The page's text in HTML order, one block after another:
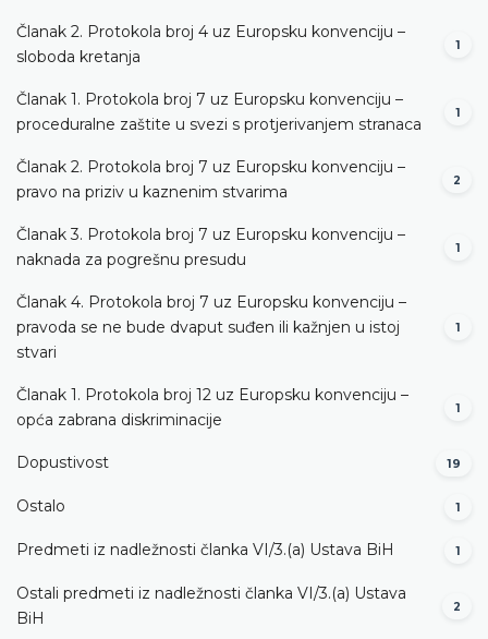
Članak 2. Protokola broj 4 uz Europsku konvenciju –
sloboda kretanja
1
Članak 1. Protokola broj 7 uz Europsku konvenciju –
proceduralne zaštite u svezi s protjerivanjem stranaca
1
Članak 2. Protokola broj 7 uz Europsku konvenciju –
pravo na priziv u kaznenim stvarima
2
Članak 3. Protokola broj 7 uz Europsku konvenciju –
naknada za pogrešnu presudu
1
Članak 4. Protokola broj 7 uz Europsku konvenciju –
pravoda se ne bude dvaput suđen ili kažnjen u istoj
stvari
1
Članak 1. Protokola broj 12 uz Europsku konvenciju –
opća zabrana diskriminacije
1
Dopustivost 19
Ostalo 1
Predmeti iz nadležnosti članka VI/3.(a) Ustava BiH 1
Ostali predmeti iz nadležnosti članka VI/3.(a) Ustava
BiH
2